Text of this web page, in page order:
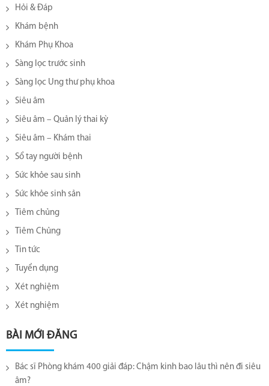
Hỏi & Đáp
Khám bệnh
Khám Phụ Khoa
Sàng lọc trước sinh
Sàng lọc Ung thư phụ khoa
Siêu âm
Siêu âm – Quản lý thai kỳ
Siêu âm – Khám thai
Sổ tay người bệnh
Sức khỏe sau sinh
Sức khỏe sinh sản
Tiêm chủng
Tiêm Chủng
Tin tức
Tuyển dụng
Xét nghiệm
Xét nghiệm
BÀI MỚI ĐĂNG
Bác sĩ Phòng khám 400 giải đáp: Chậm kinh bao lâu thì nên đi siêu
âm?